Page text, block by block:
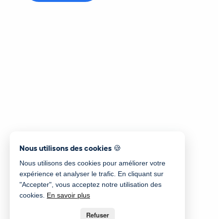
Nous utilisons des cookies 🍪
Nous utilisons des cookies pour améliorer votre
expérience et analyser le trafic. En cliquant sur
"Accepter", vous acceptez notre utilisation des
cookies. En savoir plus
Refuser